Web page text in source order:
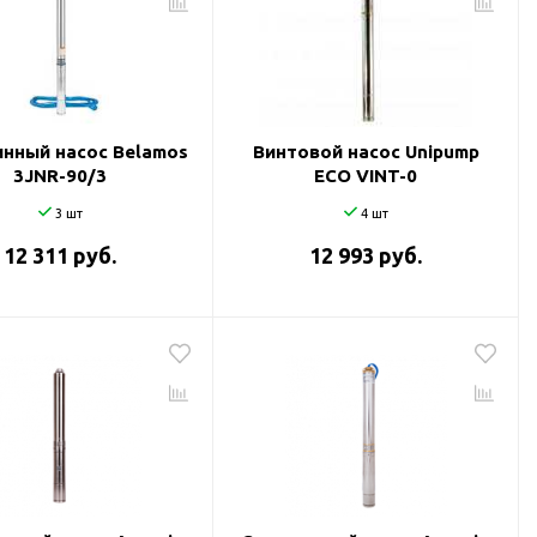
насос Belamos
3JNR-90/3
3 шт
12 311 руб.
Винтовой насос Unipump
ECO VINT-0
4 шт
12 993 руб.